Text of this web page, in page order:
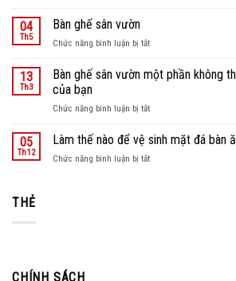
ghế
vườn
tại
thất
Hùng
04
Th5
Bàn ghế sân vườn
Chức năng bình luận bị tắtở
ghế
sân
13
Th3
Bàn ghế sân vườn một phần không
của bạn
Chức năng bình luận bị tắtở
ghế
vườn
05
Th12
Làm thế nào để vệ sinh mặt đá bàn
Chức năng bình luận bị tắtở
THẺ
CHÍNH SÁCH